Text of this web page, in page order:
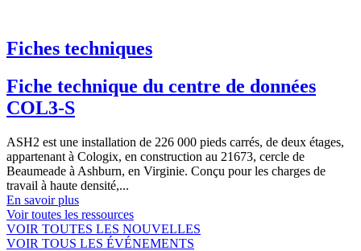
Fiches techniques
Fiche technique du centre de données
COL3-S
ASH2 est une installation de 226 000 pieds carrés, de deux étages,
appartenant à Cologix, en construction au 21673, cercle de
Beaumeade à Ashburn, en Virginie. Conçu pour les charges de
travail à haute densité,...
En savoir plus
Voir toutes les ressources
VOIR TOUTES LES NOUVELLES
VOIR TOUS LES ÉVÉNEMENTS